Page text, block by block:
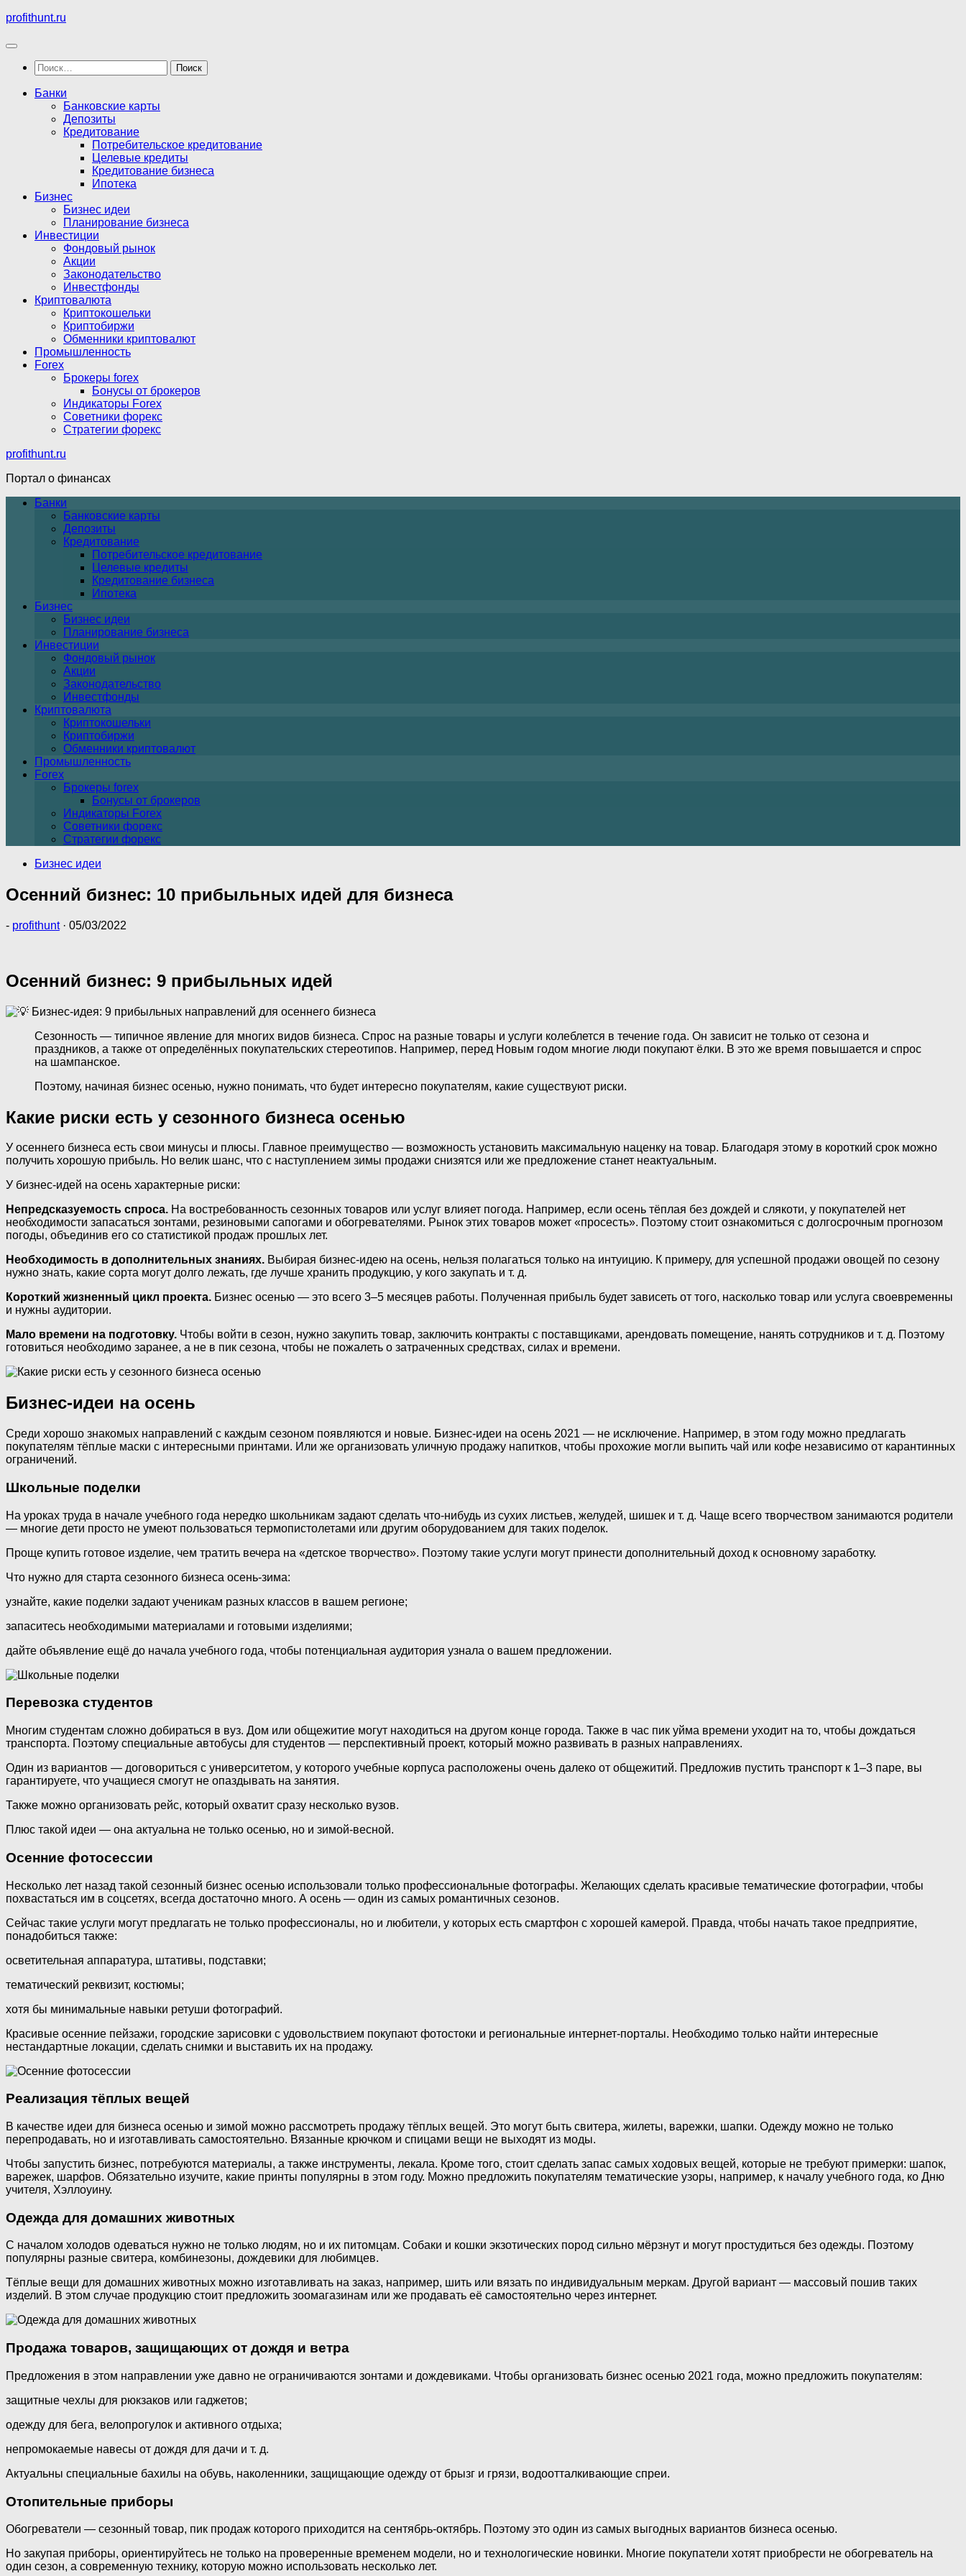
Перейти
содержимому
profithunt.ru
Найти:
Банки
Банковские карты
Депозиты
Кредитование
Потребительское кредитование
Целевые кредиты
Кредитование бизнеса
Ипотека
Бизнес
Бизнес идеи
Планирование бизнеса
Инвестиции
Фондовый рынок
Акции
Законодательство
Инвестфонды
Криптовалюта
Криптокошельки
Криптобиржи
Обменники криптовалют
Промышленность
Forex
Брокеры forex
Бонусы от брокеров
Индикаторы Forex
Советники форекс
Стратегии форекс
profithunt.ru
Портал о финансах
Банки
Банковские карты
Депозиты
Кредитование
Потребительское кредитование
Целевые кредиты
Кредитование бизнеса
Ипотека
Бизнес
Бизнес идеи
Планирование бизнеса
Инвестиции
Фондовый рынок
Акции
Законодательство
Инвестфонды
Криптовалюта
Криптокошельки
Криптобиржи
Обменники криптовалют
Промышленность
Forex
Брокеры forex
Бонусы от брокеров
Индикаторы Forex
Советники форекс
Стратегии форекс
Бизнес идеи
Осенний бизнес: 10 прибыльных идей для бизнеса
- profithunt · 05/03/2022
Осенний бизнес: 9 прибыльных идей
Сезонность — типичное явление для многих видов бизнеса. Спрос на разные товары и услуги колеблется в течение года. Он зависит не только от сезона и
праздников, а также от определённых покупательских стереотипов. Например, перед Новым годом многие люди покупают ёлки. В это же время повышается и спрос
на шампанское.
Поэтому, начиная бизнес осенью, нужно понимать, что будет интересно покупателям, какие существуют риски.
Какие риски есть у сезонного бизнеса осенью
У осеннего бизнеса есть свои минусы и плюсы. Главное преимущество ­— возможность установить максимальную наценку на товар. Благодаря этому в короткий срок можно
получить хорошую прибыль. Но велик шанс, что с наступлением зимы продажи снизятся или же предложение станет неактуальным.
У бизнес-идей на осень характерные риски:
Непредсказуемость спроса. На востребованность сезонных товаров или услуг влияет погода. Например, если осень тёплая без дождей и слякоти, у покупателей нет
необходимости запасаться зонтами, резиновыми сапогами и обогревателями. Рынок этих товаров может «просесть». Поэтому стоит ознакомиться с долгосрочным прогнозом
погоды, объединив его со статистикой продаж прошлых лет.
Необходимость в дополнительных знаниях. Выбирая бизнес-идею на осень, нельзя полагаться только на интуицию. К примеру, для успешной продажи овощей по сезону
нужно знать, какие сорта могут долго лежать, где лучше хранить продукцию, у кого закупать и т. д.
Короткий жизненный цикл проекта. Бизнес осенью — это всего 3–5 месяцев работы. Полученная прибыль будет зависеть от того, насколько товар или услуга своевременны
и нужны аудитории.
Мало времени на подготовку. Чтобы войти в сезон, нужно закупить товар, заключить контракты с поставщиками, арендовать помещение, нанять сотрудников и т. д. Поэтому
готовиться необходимо заранее, а не в пик сезона, чтобы не пожалеть о затраченных средствах, силах и времени.
Бизнес-идеи на осень
Среди хорошо знакомых направлений с каждым сезоном появляются и новые. Бизнес-идеи на осень 2021 — не исключение. Например, в этом году можно предлагать
покупателям тёплые маски с интересными принтами. Или же организовать уличную продажу напитков, чтобы прохожие могли выпить чай или кофе независимо от карантинных
ограничений.
Школьные поделки
На уроках труда в начале учебного года нередко школьникам задают сделать что-нибудь из сухих листьев, желудей, шишек и т. д. Чаще всего творчеством занимаются родители
— многие дети просто не умеют пользоваться термопистолетами или другим оборудованием для таких поделок.
Проще купить готовое изделие, чем тратить вечера на «детское творчество». Поэтому такие услуги могут принести дополнительный доход к основному заработку.
Что нужно для старта сезонного бизнеса осень-зима:
узнайте, какие поделки задают ученикам разных классов в вашем регионе;
запаситесь необходимыми материалами и готовыми изделиями;
дайте объявление ещё до начала учебного года, чтобы потенциальная аудитория узнала о вашем предложении.
Перевозка студентов
Многим студентам сложно добираться в вуз. Дом или общежитие могут находиться на другом конце города. Также в час пик уйма времени уходит на то, чтобы дождаться
транспорта. Поэтому специальные автобусы для студентов — перспективный проект, который можно развивать в разных направлениях.
Один из вариантов — договориться с университетом, у которого учебные корпуса расположены очень далеко от общежитий. Предложив пустить транспорт к 1–3 паре, вы
гарантируете, что учащиеся смогут не опаздывать на занятия.
Также можно организовать рейс, который охватит сразу несколько вузов.
Плюс такой идеи — она актуальна не только осенью, но и зимой-весной.
Осенние фотосессии
Несколько лет назад такой сезонный бизнес осенью использовали только профессиональные фотографы. Желающих сделать красивые тематические фотографии, чтобы
похвастаться им в соцсетях, всегда достаточно много. А осень — один из самых романтичных сезонов.
Сейчас такие услуги могут предлагать не только профессионалы, но и любители, у которых есть смартфон с хорошей камерой. Правда, чтобы начать такое предприятие,
понадобиться также:
осветительная аппаратура, штативы, подставки;
тематический реквизит, костюмы;
хотя бы минимальные навыки ретуши фотографий.
Красивые осенние пейзажи, городские зарисовки с удовольствием покупают фотостоки и региональные интернет-порталы. Необходимо только найти интересные
нестандартные локации, сделать снимки и выставить их на продажу.
Реализация тёплых вещей
В качестве идеи для бизнеса осенью и зимой можно рассмотреть продажу тёплых вещей. Это могут быть свитера, жилеты, варежки, шапки. Одежду можно не только
перепродавать, но и изготавливать самостоятельно. Вязанные крючком и спицами вещи не выходят из моды.
Чтобы запустить бизнес, потребуются материалы, а также инструменты, лекала. Кроме того, стоит сделать запас самых ходовых вещей, которые не требуют примерки: шапок,
варежек, шарфов. Обязательно изучите, какие принты популярны в этом году. Можно предложить покупателям тематические узоры, например, к началу учебного года, ко Дню
учителя, Хэллоуину.
Одежда для домашних животных
С началом холодов одеваться нужно не только людям, но и их питомцам. Собаки и кошки экзотических пород сильно мёрзнут и могут простудиться без одежды. Поэтому
популярны разные свитера, комбинезоны, дождевики для любимцев.
Тёплые вещи для домашних животных можно изготавливать на заказ, например, шить или вязать по индивидуальным меркам. Другой вариант — массовый пошив таких
изделий. В этом случае продукцию стоит предложить зоомагазинам или же продавать её самостоятельно через интернет.
Продажа товаров, защищающих от дождя и ветра
Предложения в этом направлении уже давно не ограничиваются зонтами и дождевиками. Чтобы организовать бизнес осенью 2021 года, можно предложить покупателям:
защитные чехлы для рюкзаков или гаджетов;
одежду для бега, велопрогулок и активного отдыха;
непромокаемые навесы от дождя для дачи и т. д.
Актуальны специальные бахилы на обувь, наколенники, защищающие одежду от брызг и грязи, водоотталкивающие спреи.
Отопительные приборы
Обогреватели — сезонный товар, пик продаж которого приходится на сентябрь-октябрь. Поэтому это один из самых выгодных вариантов бизнеса осенью.
Но закупая приборы, ориентируйтесь не только на проверенные временем модели, но и технологические новинки. Многие покупатели хотят приобрести не обогреватель на
один сезон, а современную технику, которую можно использовать несколько лет.